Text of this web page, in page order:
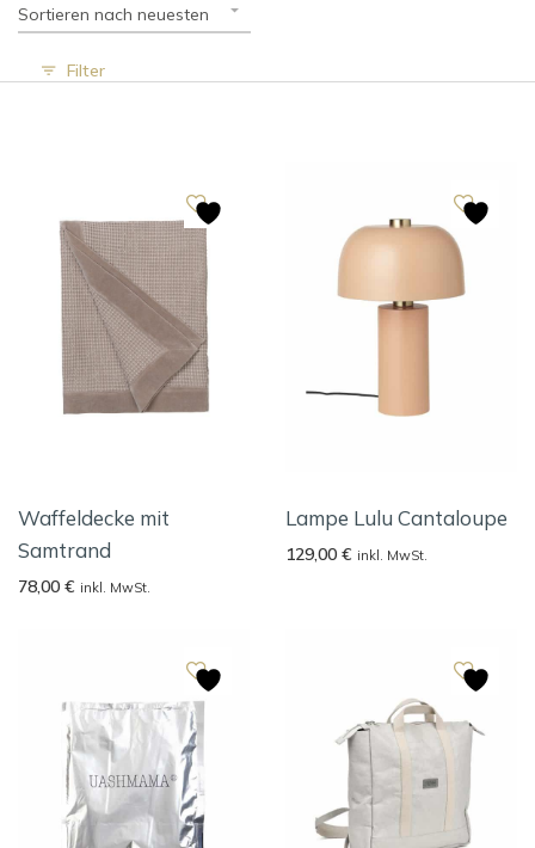
Sortieren nach neuesten
Filter
Waffeldecke mit
Samtrand
78,00 € inkl. MwSt.
Lampe Lulu Cantaloupe
129,00 € inkl. MwSt.